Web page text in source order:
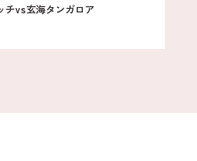
チvs玄海タンガロア